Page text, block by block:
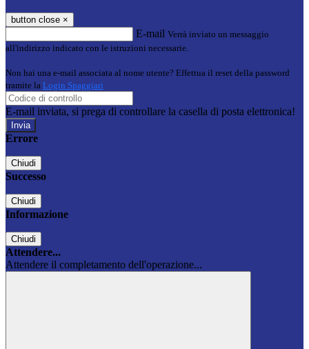
button close ×
E-mail Verrà inviato un messaggio
all'indirizzo indicato con le istruzioni necessarie.
Non hai una e-mail associata al nome utente? Effettua il reset della password
tramite la Login Spaggiari
E-mail inviata, si prega di controllare la casella di posta elettronica!
Errore
Chiudi
Successo
Chiudi
Informazione
Chiudi
Attendere...
Attendere il completamento dell'operazione...